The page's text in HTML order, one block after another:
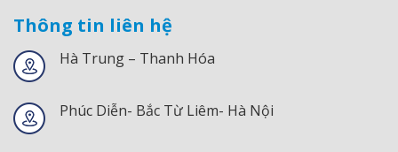
Thông tin liên hệ
Hà Trung – Thanh Hóa
Phúc Diễn- Bắc Từ Liêm- Hà Nội